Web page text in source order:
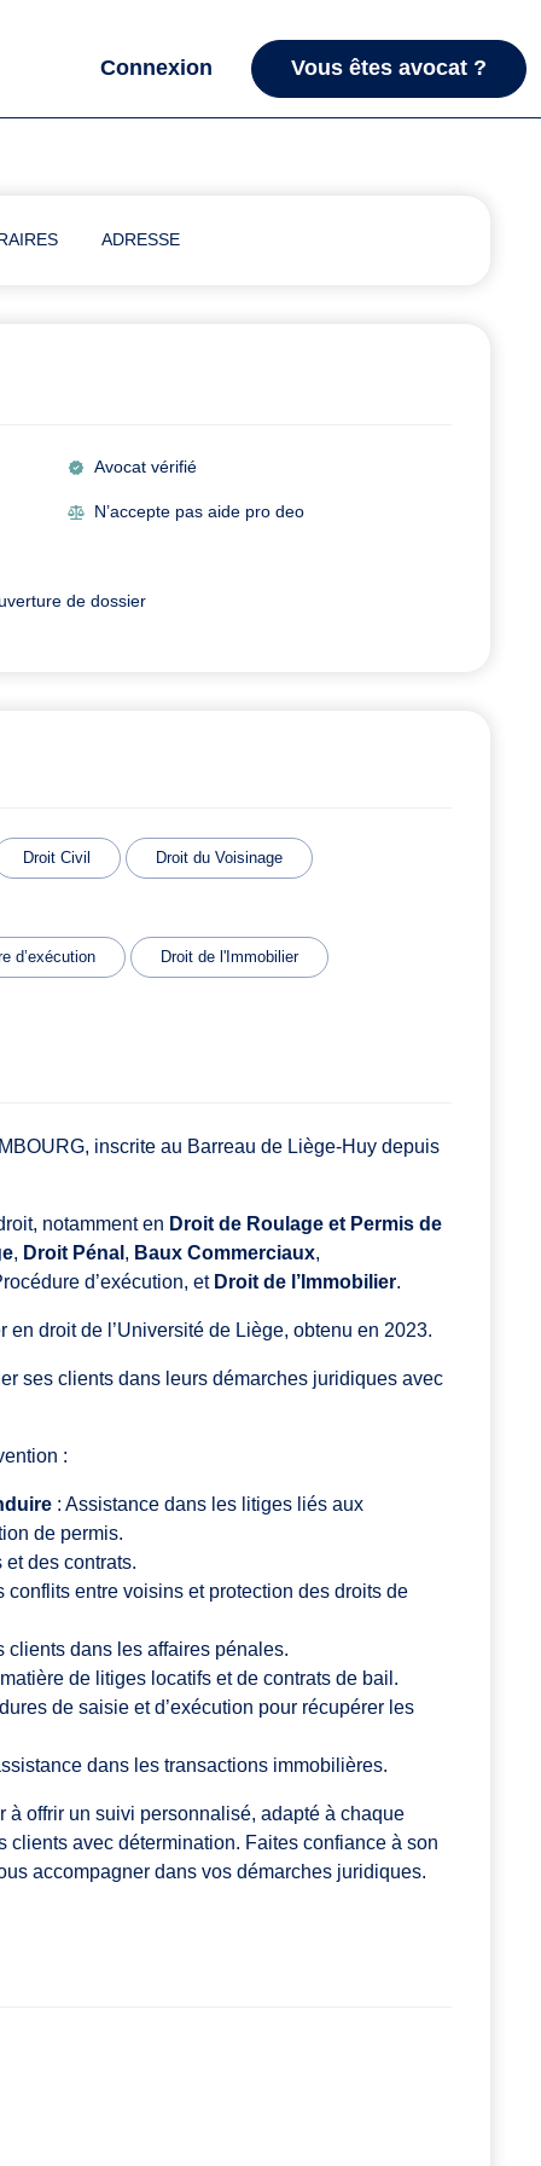
Connexion Vous êtes avocat ?
ADRESSE
Avocat vérifié
N’accepte pas aide pro deo
de dossier
Droit Civil Droit du Voisinage
d’exécution Droit de l'Immobilier
inscrite au Barreau de Liège-Huy depuis
notamment en Droit de Roulage et Permis de
, Droit Pénal , Baux Commerciaux,
d’exécution, et Droit de l’Immobilier.
en droit de l’Université de Liège, obtenu en 2023.
ses clients dans leurs démarches juridiques avec
:
: Assistance dans les litiges liés aux
de permis.
des contrats.
conflits entre voisins et protection des droits de
clients dans les affaires pénales.
de litiges locatifs et de contrats de bail.
de saisie et d’exécution pour récupérer les
dans les transactions immobilières.
à offrir un suivi personnalisé, adapté à chaque
clients avec détermination. Faites confiance à son
accompagner dans vos démarches juridiques.